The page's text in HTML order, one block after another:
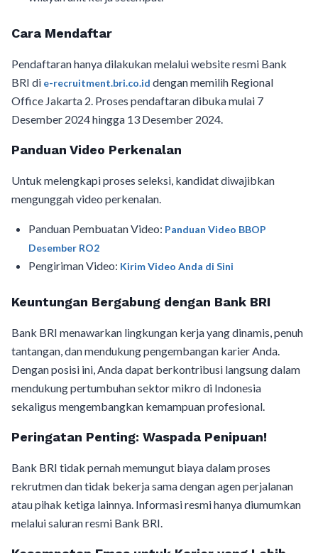
Cara Mendaftar
Pendaftaran hanya dilakukan melalui website resmi Bank
BRI di e-recruitment.bri.co.id dengan memilih Regional
Office Jakarta 2. Proses pendaftaran dibuka mulai 7
Desember 2024 hingga 13 Desember 2024.
Panduan Video Perkenalan
Untuk melengkapi proses seleksi, kandidat diwajibkan
mengunggah video perkenalan.
Panduan Pembuatan Video: Panduan Video BBOP
Desember RO2
Pengiriman Video: Kirim Video Anda di Sini
Keuntungan Bergabung dengan Bank BRI
Bank BRI menawarkan lingkungan kerja yang dinamis, penuh
tantangan, dan mendukung pengembangan karier Anda.
Dengan posisi ini, Anda dapat berkontribusi langsung dalam
mendukung pertumbuhan sektor mikro di Indonesia
sekaligus mengembangkan kemampuan profesional.
Peringatan Penting: Waspada Penipuan!
Bank BRI tidak pernah memungut biaya dalam proses
rekrutmen dan tidak bekerja sama dengan agen perjalanan
atau pihak ketiga lainnya. Informasi resmi hanya diumumkan
melalui saluran resmi Bank BRI.